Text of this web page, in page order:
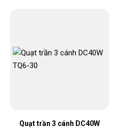
Quạt trần 3 cánh DC40W